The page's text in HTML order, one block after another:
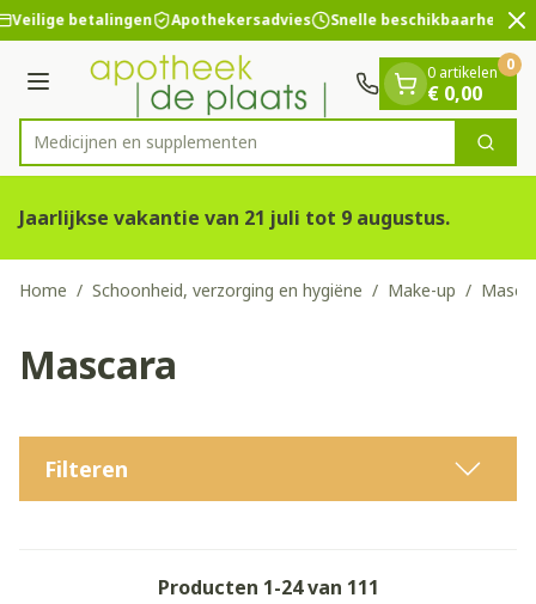
Ga naar de inhoud
2 van 2
Veilige betalingen Apothekersadvies Snelle beschikbaarheid
Menu
Product, merk, categorie...
Medicijnen e Zoek
0 artikelen
€ 0,00
0
Jaarlijkse vakantie van 21 juli tot 9 augustus.
Home / Schoonheid, verzorging en hygiëne / Make-up /
Mascara
Filteren
Producten 1-24van 111